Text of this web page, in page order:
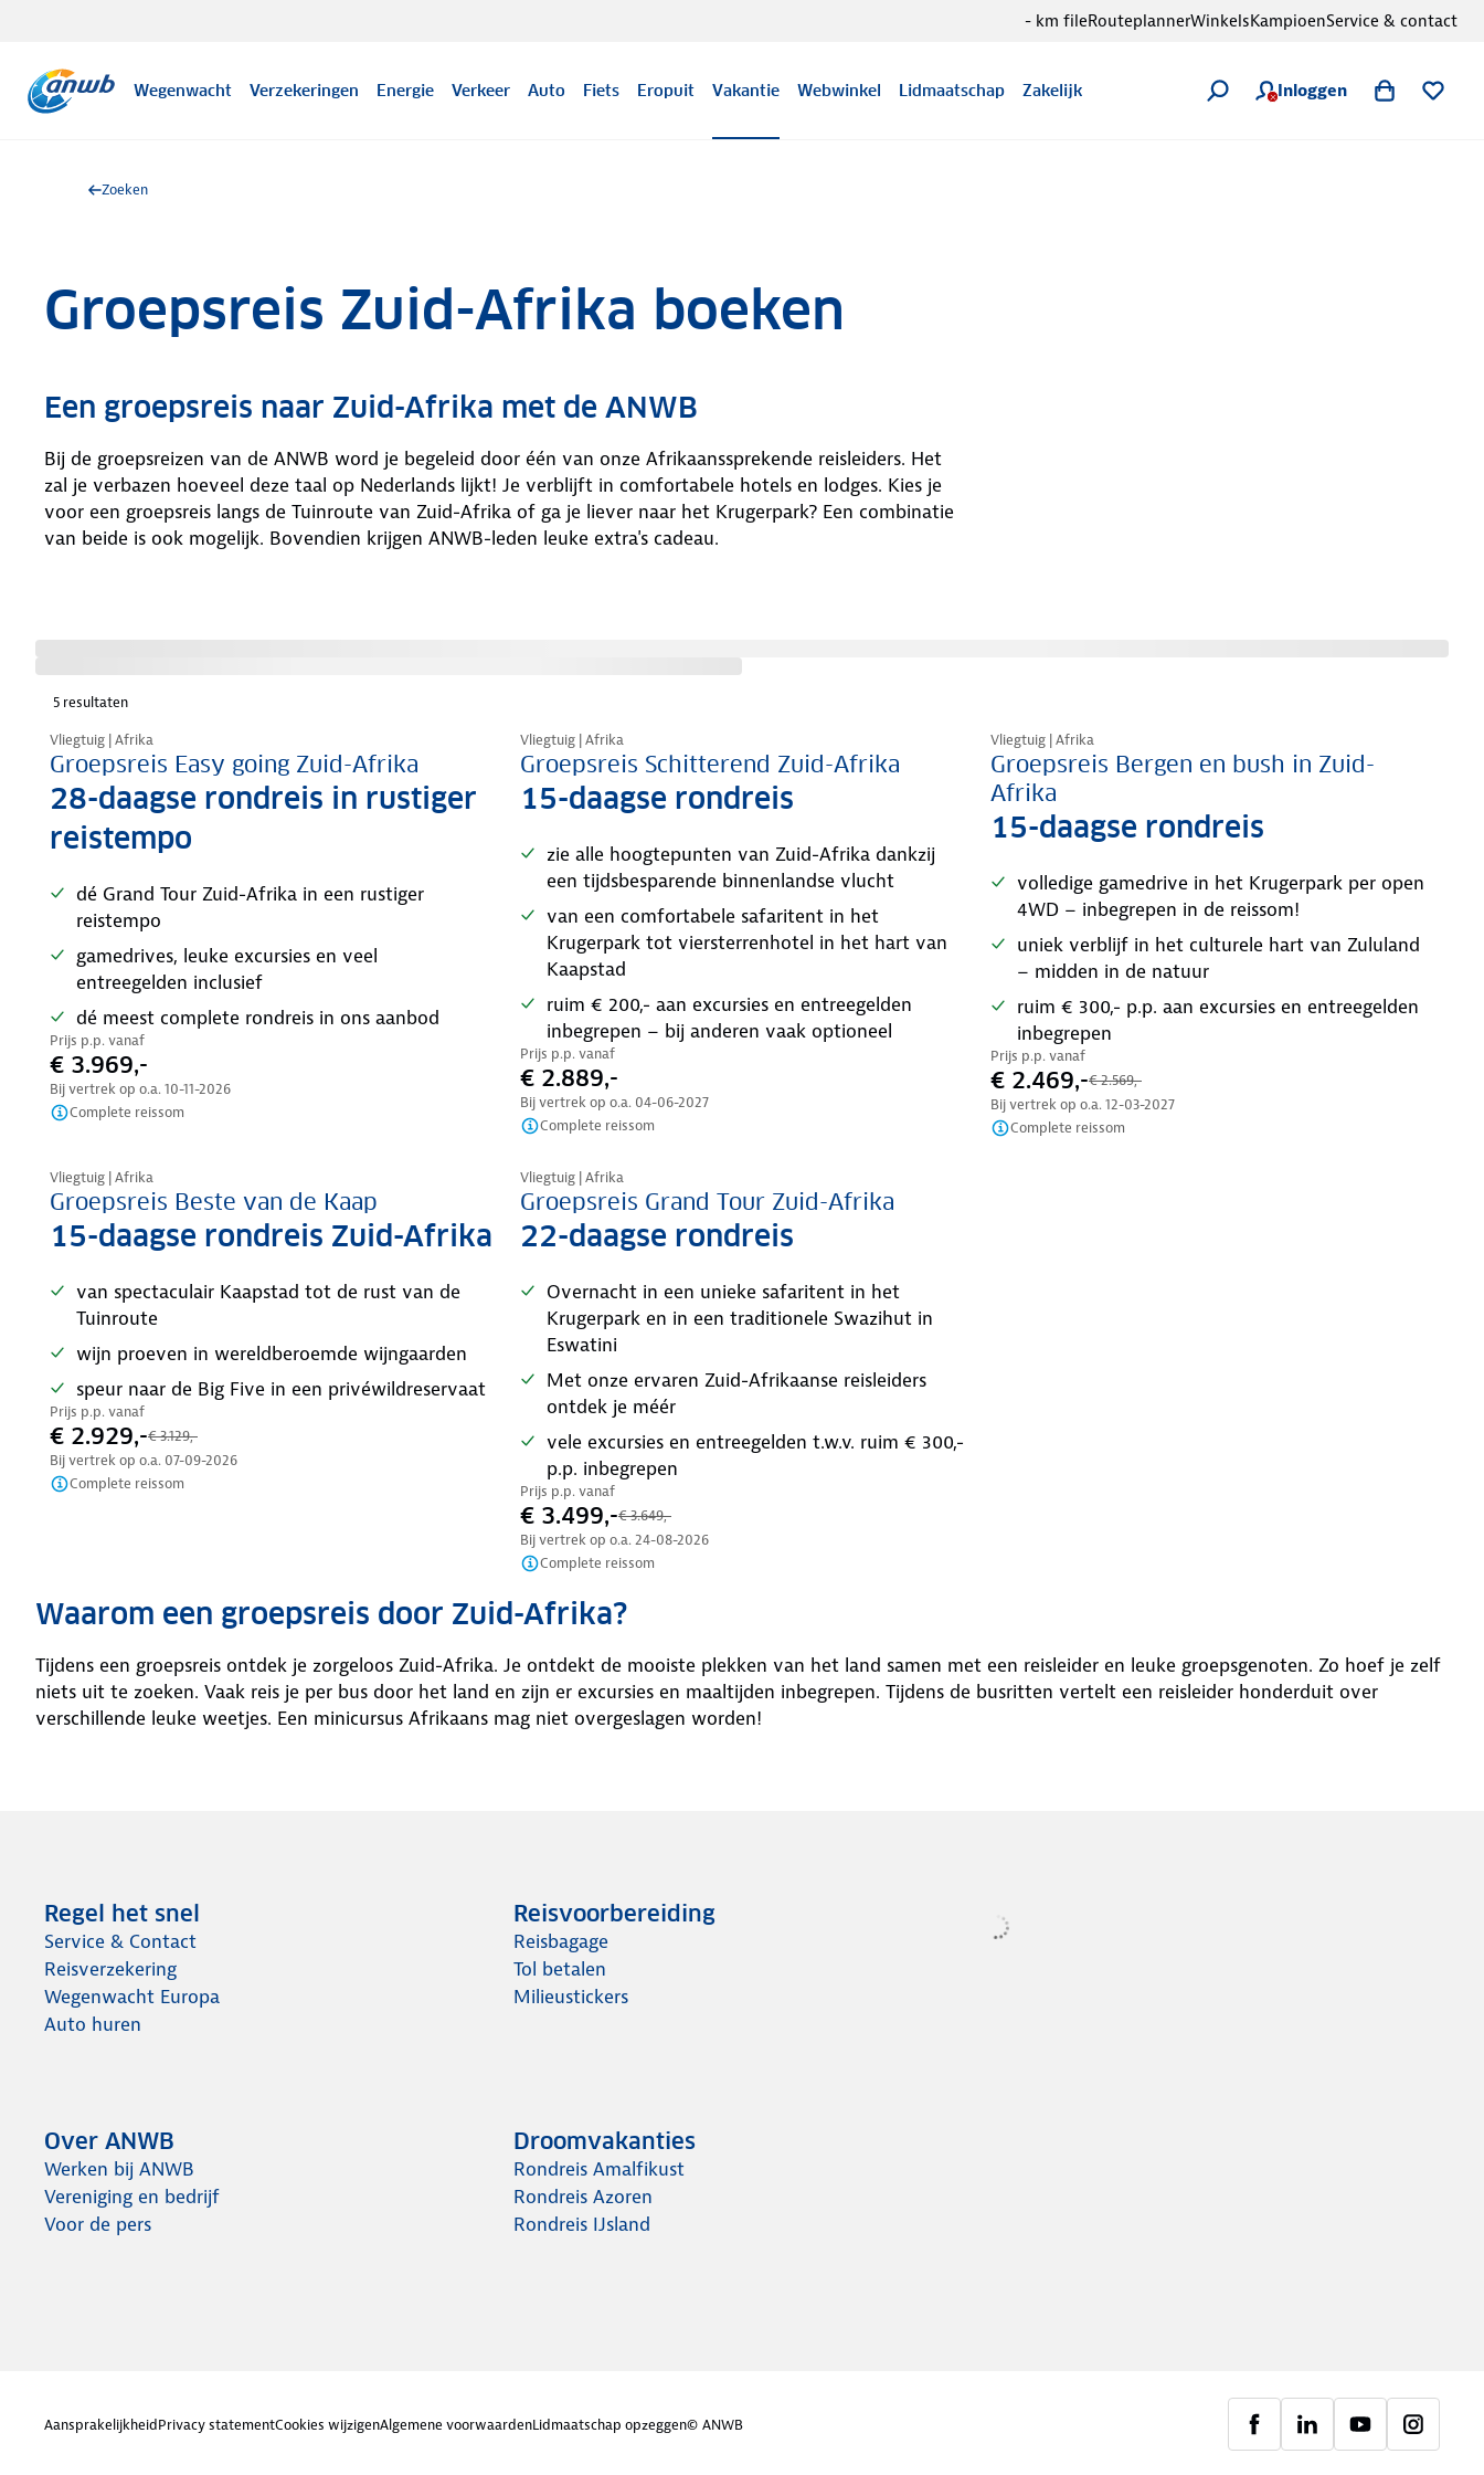
Wegenwacht Verzekeringen Energie Verkeer Auto Fiets Eropuit Vakantie Webwinkel Lidmaatschap Zakelijk Inloggen
- km fileRouteplannerWinkelsKampioenService & contact
Zoeken
Groepsreis Zuid-Afrika boeken
Een groepsreis naar Zuid-Afrika met de ANWB
Bij de groepsreizen van de ANWB word je begeleid door één van onze Afrikaanssprekende reisleiders. Het
zal je verbazen hoeveel deze taal op Nederlands lijkt! Je verblijft in comfortabele hotels en lodges. Kies je
voor een groepsreis langs de Tuinroute van Zuid-Afrika of ga je liever naar het Krugerpark? Een combinatie
van beide is ook mogelijk. Bovendien krijgen ANWB-leden leuke extra's cadeau.
5 resultaten
Vliegtuig | Afrika
Groepsreis Easy going Zuid-Afrika
28-daagse rondreis in rustiger
reistempo
dé Grand Tour Zuid-Afrika in een rustiger
reistempo
gamedrives, leuke excursies en veel
entreegelden inclusief
dé meest complete rondreis in ons aanbod
Prijs p.p. vanaf
€ 3.969,-
Bij vertrek op o.a. 10-11-2026
Complete reissom
Vliegtuig | Afrika
Groepsreis Schitterend Zuid-Afrika
15-daagse rondreis
zie alle hoogtepunten van Zuid-Afrika dankzij
een tijdsbesparende binnenlandse vlucht
van een comfortabele safaritent in het
Krugerpark tot viersterrenhotel in het hart van
Kaapstad
ruim € 200,- aan excursies en entreegelden
inbegrepen – bij anderen vaak optioneel
Prijs p.p. vanaf
€ 2.889,-
Bij vertrek op o.a. 04-06-2027
Complete reissom
Vliegtuig | Afrika
Groepsreis Bergen en bush in Zuid-
Afrika
15-daagse rondreis
volledige gamedrive in het Krugerpark per open
4WD – inbegrepen in de reissom!
uniek verblijf in het culturele hart van Zululand
– midden in de natuur
ruim € 300,- p.p. aan excursies en entreegelden
inbegrepen
Prijs p.p. vanaf
€ 2.469,-€ 2.569,-
Bij vertrek op o.a. 12-03-2027
Complete reissom
Vliegtuig | Afrika
Groepsreis Beste van de Kaap
15-daagse rondreis Zuid-Afrika
van spectaculair Kaapstad tot de rust van de
Tuinroute
wijn proeven in wereldberoemde wijngaarden
speur naar de Big Five in een privéwildreservaat
Prijs p.p. vanaf
€ 2.929,-€ 3.129,-
Bij vertrek op o.a. 07-09-2026
Complete reissom
Vliegtuig | Afrika
Groepsreis Grand Tour Zuid-Afrika
22-daagse rondreis
Overnacht in een unieke safaritent in het
Krugerpark en in een traditionele Swazihut in
Eswatini
Met onze ervaren Zuid-Afrikaanse reisleiders
ontdek je méér
vele excursies en entreegelden t.w.v. ruim € 300,-
p.p. inbegrepen
Prijs p.p. vanaf
€ 3.499,-€ 3.649,-
Bij vertrek op o.a. 24-08-2026
Complete reissom
Waarom een groepsreis door Zuid-Afrika?
Tijdens een groepsreis ontdek je zorgeloos Zuid-Afrika. Je ontdekt de mooiste plekken van het land samen met een reisleider en leuke groepsgenoten. Zo hoef je zelf
niets uit te zoeken. Vaak reis je per bus door het land en zijn er excursies en maaltijden inbegrepen. Tijdens de busritten vertelt een reisleider honderduit over
verschillende leuke weetjes. Een minicursus Afrikaans mag niet overgeslagen worden!
Regel het snel
Service & Contact
Reisverzekering
Wegenwacht Europa
Auto huren
Reisvoorbereiding
Reisbagage
Tol betalen
Milieustickers
Over ANWB
Werken bij ANWB
Vereniging en bedrijf
Voor de pers
Droomvakanties
Rondreis Amalfikust
Rondreis Azoren
Rondreis IJsland
AansprakelijkheidPrivacy statementCookies wijzigenAlgemene voorwaardenLidmaatschap opzeggen© ANWB